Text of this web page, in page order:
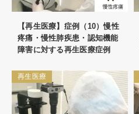
【再生医療】症例（10）慢性
疼痛・慢性肺疾患・認知機能
障害に対する再生医療症例
再生医療